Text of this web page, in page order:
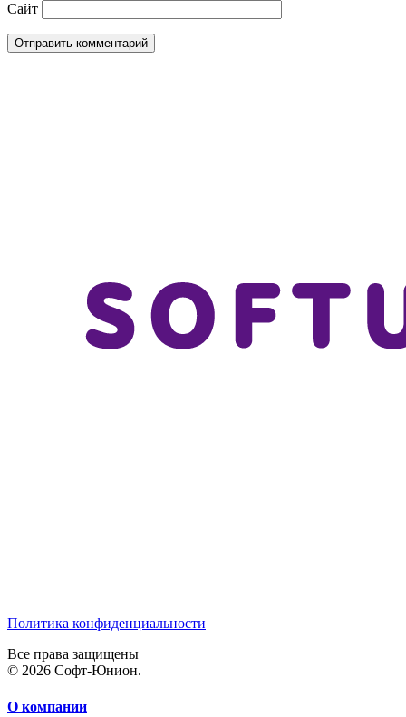
Сайт
Политика конфиденциальности
Все права защищены
© 2026 Софт-Юнион.
О компании